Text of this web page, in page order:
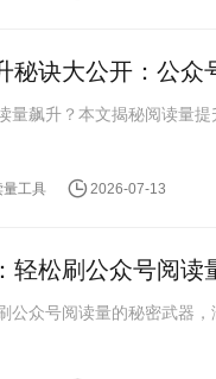
秘诀大公开：公众
量飙升？本文揭秘阅读量
量工具 2026-07-13
轻松刷公众号阅读
公众号阅读量的秘密武器